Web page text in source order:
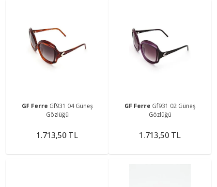
GF Ferre Gf931 04 Güneş
Gözlüğü
1.713,50 TL
GF Ferre Gf931 02 Güneş
Gözlüğü
1.713,50 TL